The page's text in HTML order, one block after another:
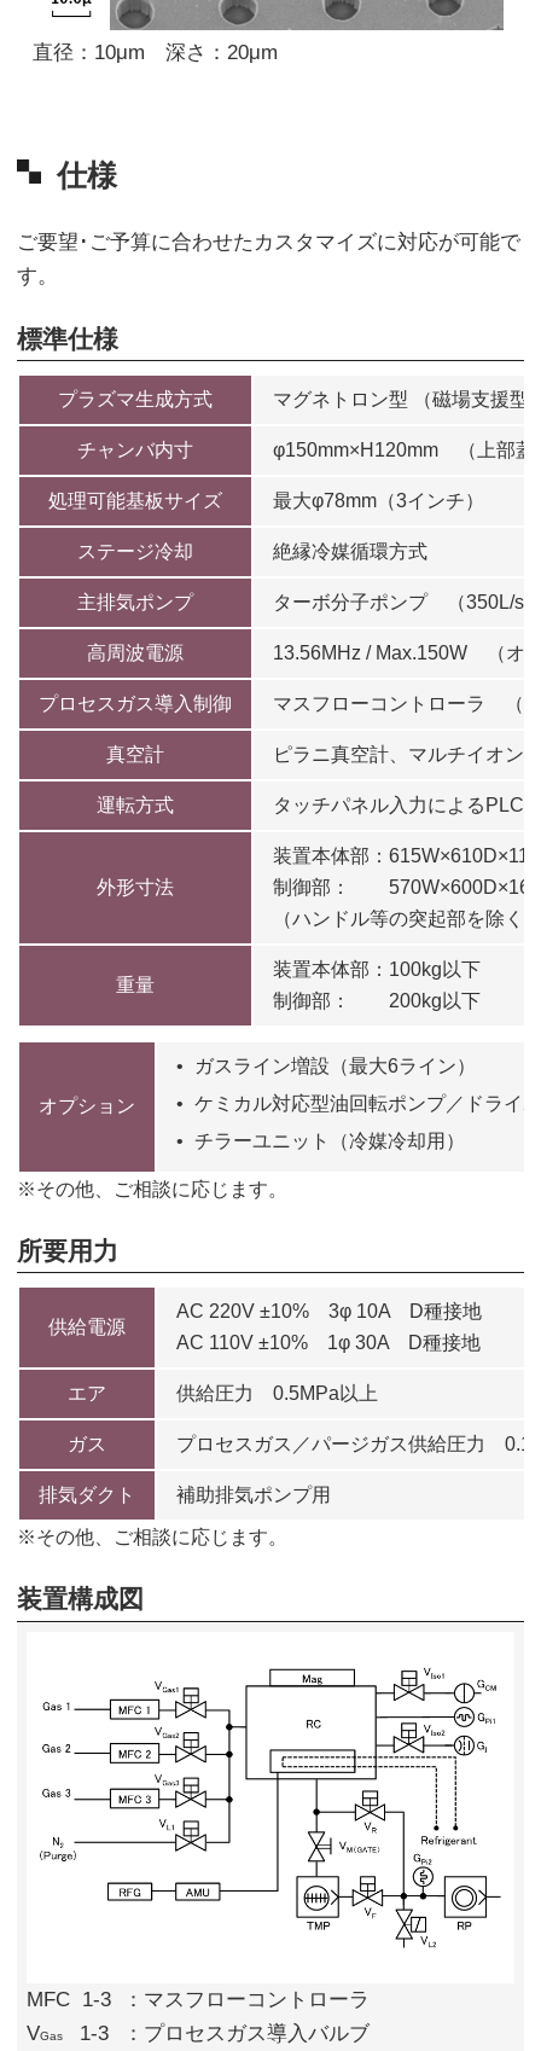
直径：10μm 深さ：20μm
仕様
ご要望･ご予算に合わせたカスタマイズに対応が可能で
す。
標準仕様
プラズマ生成方式 マグネトロン型 （磁場支援
チャンバ内寸 φ150mm×H120mm （上部蓋
処理可能基板サイズ 最大φ78mm（3インチ）
ステージ冷却 絶縁冷媒循環方式
主排気ポンプ ターボ分子ポンプ （350L/
高周波電源 13.56MHz / Max.150W （オ
プロセスガス導入制御 マスフローコントローラ （
真空計 ピラニ真空計、マルチイオン
運転方式 タッチパネル入力によるPLC
外形寸法
装置本体部：
制御部：
（ハンドル等の突起部を除く
重量
装置本体部：100kg以下
制御部： 200kg以下
オプション
ガスライン増設（最大6ライン）
ケミカル対応型油回転ポンプ／ドライ
チラーユニット（冷媒冷却用）
※その他、ご相談に応じます。
所要用力
供給電源
AC 220V ±10% 3φ 10A D種接地
AC 110V ±10% 1φ 30A D種接地
エア 供給圧力 0.5MPa以上
ガス プロセスガス／パージガス供給圧力
排気ダクト 補助排気ポンプ用
※その他、ご相談に応じます。
装置構成図
MFC 1-3
：マスフローコントローラ
VGas 1-3
：プロセスガス導入バルブ